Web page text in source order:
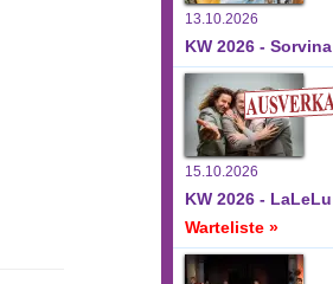
13.10.2026
KW 2026 - Sorvina
15.10.2026
KW 2026 - LaLeLu
Warteliste »